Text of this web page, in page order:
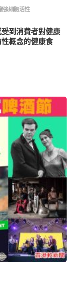
強細胞活性
到消費者對健康
概念的健康食